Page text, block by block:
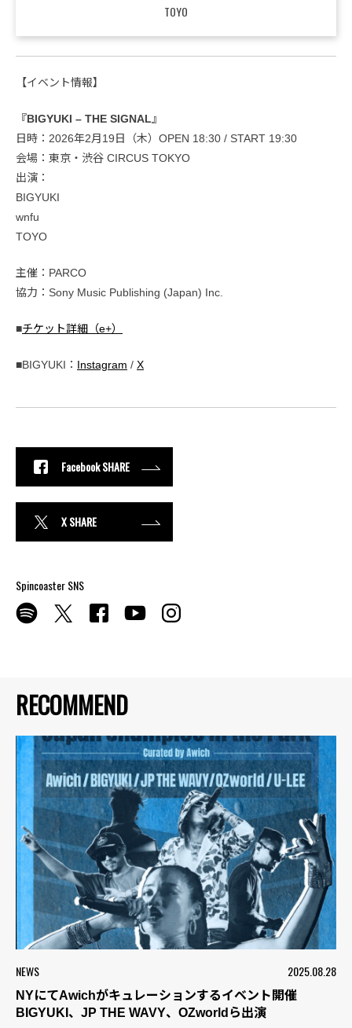
RECOMMEND
NEWS 2025.08.28
NYにてAwichがキュレーションするイベント開催
BIGYUKI、JP THE WAVY、OZworldら出演
TOYO
【イベント情報】
『BIGYUKI – THE SIGNAL』
日時：2026年2月19日（木）OPEN 18:30 / START 19:30
会場：東京・渋谷 CIRCUS TOKYO
出演：
BIGYUKI
wnfu
TOYO
主催：PARCO
協力：Sony Music Publishing (Japan) Inc.
■チケット詳細（e+）
■BIGYUKI： Instagram / X
Facebook SHARE
X SHARE
Spincoaster SNS